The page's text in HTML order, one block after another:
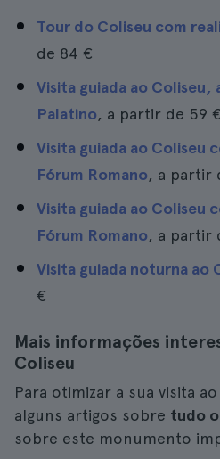
Tour do Coliseu com
de 84 €
Visita guiada ao Coliseu,
Palatino, a partir de 59 €
Visita guiada ao Coliseu
Fórum Romano, a partir
Visita guiada ao Coliseu
Fórum Romano, a partir
Visita guiada noturna ao
€
Mais informações
Coliseu
Para otimizar a sua visita
alguns artigos sobre tudo o
sobre este monumento